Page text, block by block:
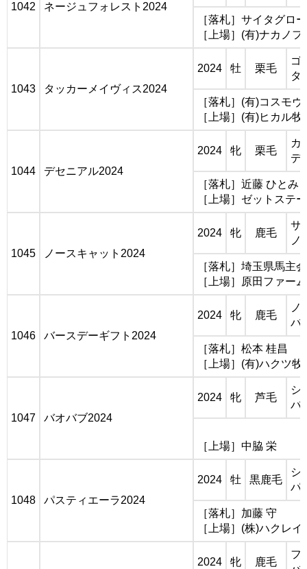
1042
ネージュフォレスト2024
［落札］サイタグロ
［上場］(有)ナカノフ
1043 タッカーメイヴィス2024
2024 牡 栗毛
ゴ
タ
［落札］(有)コスモ
［上場］(有)ヒカル牧
1044 デセニアル2024
2024 牝 栗毛
カ
デ
［落札］近藤 ひとみ
［上場］ゼットステ
1045 ノースキャット2024
2024 牝 鹿毛
サ
ノ
［落札］埼玉県馬主
［上場］原田ファーム
1046 バースデーギフト2024
2024 牝 鹿毛
ノ
バ
［落札］松本 桂昌
［上場］(有)ハクツ牧
1047 バオバブ2024
2024 牝 芦毛
シ
バ
［上場］中脇 栄
1048 パスティエーラ2024
2024 牡 黒鹿毛
シ
パ
［落札］加藤 守
［上場］(株)ハクレ
2024 牝 鹿毛
フ